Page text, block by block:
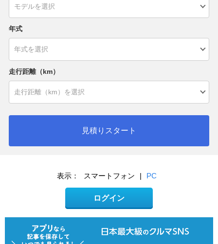
年式
走行距離（km）
見積りスタート
表示： スマートフォン | PC
ログイン